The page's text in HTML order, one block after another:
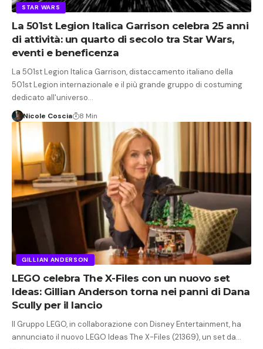
STAR WARS
La 501st Legion Italica Garrison celebra 25 anni
di attività: un quarto di secolo tra Star Wars,
eventi e beneficenza
La 501st Legion Italica Garrison, distaccamento italiano della
501st Legion internazionale e il più grande gruppo di costuming
dedicato all'universo…
Nicole Coscia 8 Min
GILLIAN ANDERSON
LEGO celebra The X-Files con un nuovo set
Ideas: Gillian Anderson torna nei panni di Dana
Scully per il lancio
Il Gruppo LEGO, in collaborazione con Disney Entertainment, ha
annunciato il nuovo LEGO Ideas The X-Files (21369), un set da…